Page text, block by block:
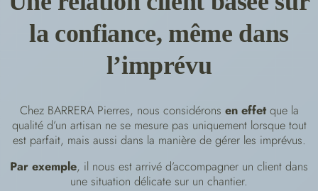
la confiance, même dans
l’imprévu
Chez BARRERA Pierres, nous considérons en effetque la
qualité d’un artisan ne se mesure pas uniquement lorsque tout
est parfait, mais aussi dans la manière de gérer les imprévus.
Par exemple, il nous est arrivé d’accompagner un client dans
une situation délicate sur un chantier.